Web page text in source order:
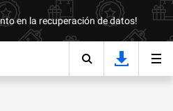
en la recuperación de datos!